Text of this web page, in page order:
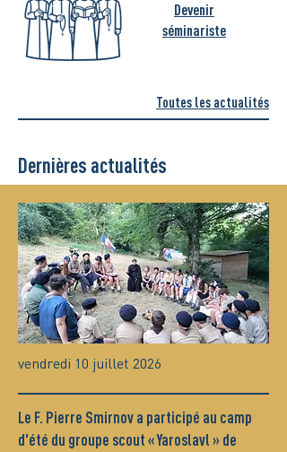
Devenir
séminariste
Toutes les actualités
Dernières actualités
vendredi 10 juillet 2026
Le F. Pierre Smirnov a participé au camp
d'été du groupe scout « Yaroslavl » de